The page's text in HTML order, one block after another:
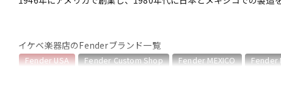
キーボード
イケベ楽器店のFenderブランド一覧
Fender USA Fender Custom Shop Fender MEXICO Fender